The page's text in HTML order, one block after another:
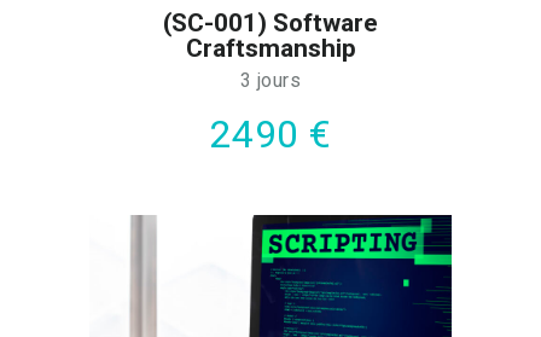
(SC-001) Software
Craftsmanship
3 jours
2490 €